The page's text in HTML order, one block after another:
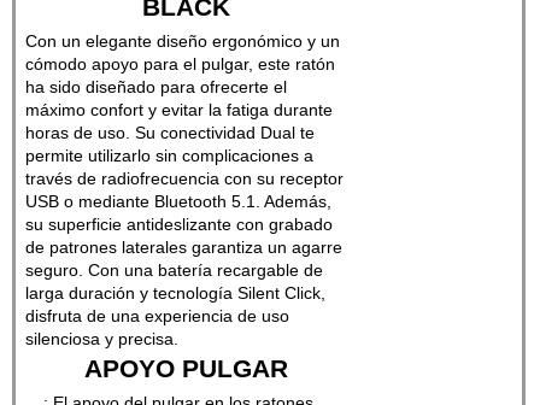
BLACK
Con un elegante diseño ergonómico y un
cómodo apoyo para el pulgar, este ratón
ha sido diseñado para ofrecerte el
máximo confort y evitar la fatiga durante
horas de uso. Su conectividad Dual te
permite utilizarlo sin complicaciones a
través de radiofrecuencia con su receptor
USB o mediante Bluetooth 5.1. Además,
su superficie antideslizante con grabado
de patrones laterales garantiza un agarre
seguro. Con una batería recargable de
larga duración y tecnología Silent Click,
disfruta de una experiencia de uso
silenciosa y precisa.
APOYO PULGAR